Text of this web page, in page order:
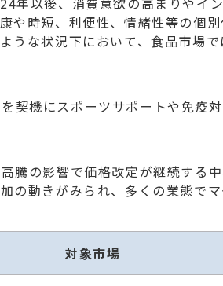
や時短、利便性、情緒性等の個
うな状況下において、食品市場
契機にスポーツサポートや免疫
騰の影響で価格改定が継続する
の動きがみられ、多くの業態で
対象市場